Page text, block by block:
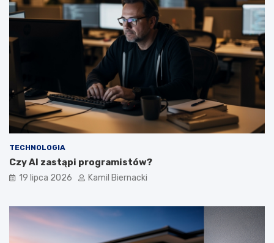
TECHNOLOGIA
Czy AI zastąpi programistów?
19 lipca 2026 Kamil Biernacki